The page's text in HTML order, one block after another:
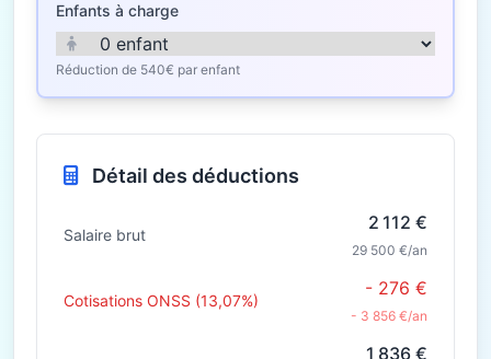
Enfants à charge
Réduction de 540€ par enfant
Détail des déductions
Salaire brut
2 112 €
29 500 €/an
Cotisations ONSS (13,07%)
- 276 €
- 3 856 €/an
1 836 €